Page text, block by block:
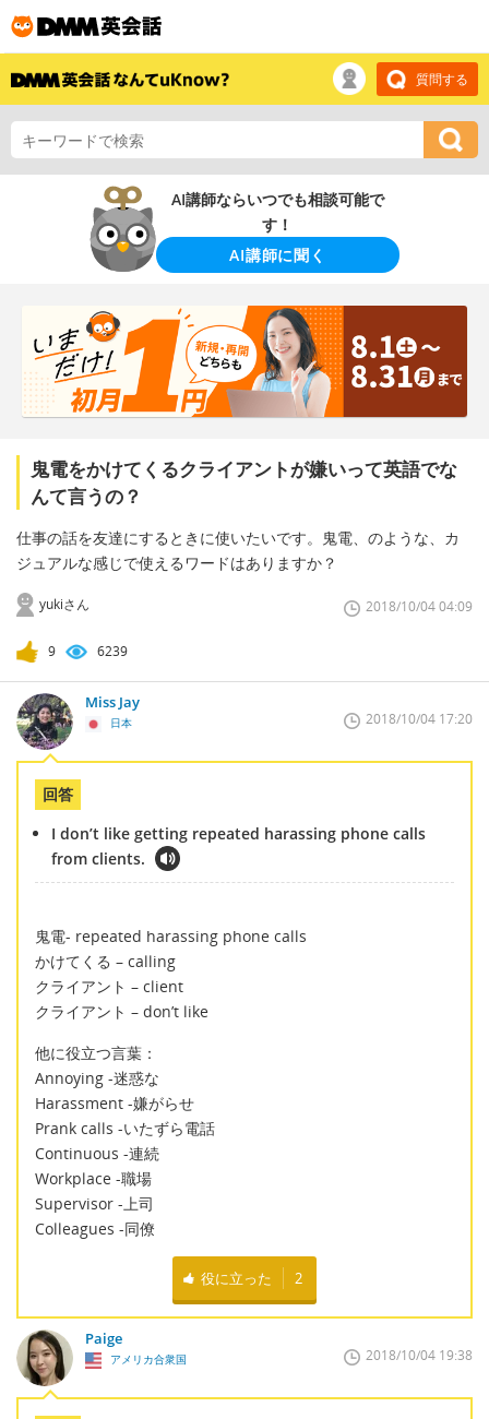
質問する
AI講師ならいつでも相談可能で
す！
AI講師に聞く
鬼電をかけてくるクライアントが嫌いって英語でな
んて言うの？
仕事の話を友達にするときに使いたいです。鬼電、のような、カ
ジュアルな感じで使えるワードはありますか？
yukiさん 2018/10/04 04:09
9 6239
Miss Jay
日本 2018/10/04 17:20
回答
I don’t like getting repeated harassing phone calls
from clients.
鬼電- repeated harassing phone calls
かけてくる – calling
クライアント – client
クライアント – don’t like
他に役立つ言葉：
Annoying -迷惑な
Harassment -嫌がらせ
Prank calls -いたずら電話
Continuous -連続
Workplace -職場
Supervisor -上司
Colleagues -同僚
役に立った 2
Paige
アメリカ合衆国 2018/10/04 19:38